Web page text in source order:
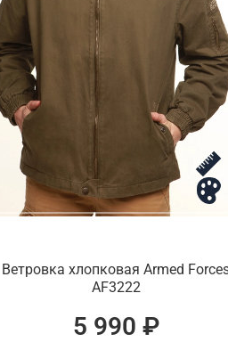
Ветровка хлопковая Armed
AF3222
5 990 ₽